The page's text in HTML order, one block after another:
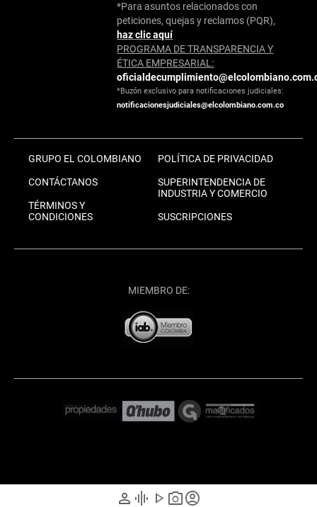
person graphic_eq play_arrow photo_cameraaccount_circle
*Para asuntos relacionados con
peticiones, quejas y reclamos (PQR),
haz clic aquí
PROGRAMA DE TRANSPARENCIA Y
ÉTICA EMPRESARIAL:
*Buzón exclusivo para notificaciones judiciales:
notificacionesjudiciales@elcolombiano.com.co
GRUPO EL COLOMBIANO
CONTÁCTANOS
TÉRMINOS Y
CONDICIONES
POLÍTICA DE PRIVACIDAD
SUPERINTENDENCIA DE
INDUSTRIA Y COMERCIO
SUSCRIPCIONES
MIEMBRO DE: